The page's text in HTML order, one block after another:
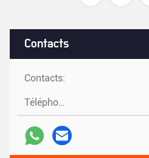
Contacts
Contacts:
Téléphone: